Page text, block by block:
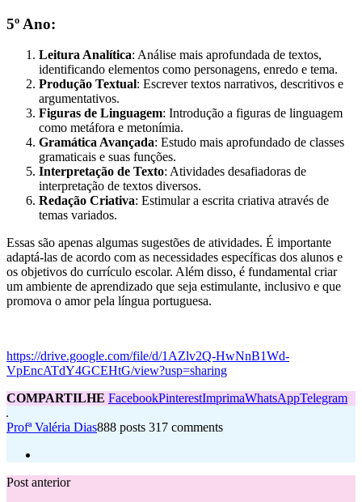
5º Ano:
Leitura Analítica: Análise mais aprofundada de textos,
identificando elementos como personagens, enredo e tema.
Produção Textual: Escrever textos narrativos, descritivos e
argumentativos.
Figuras de Linguagem: Introdução a figuras de linguagem
como metáfora e metonímia.
Gramática Avançada: Estudo mais aprofundado de classes
gramaticais e suas funções.
Interpretação de Texto: Atividades desafiadoras de
interpretação de textos diversos.
Redação Criativa: Estimular a escrita criativa através de
temas variados.
Essas são apenas algumas sugestões de atividades. É importante
adaptá-las de acordo com as necessidades específicas dos alunos e
os objetivos do currículo escolar. Além disso, é fundamental criar
um ambiente de aprendizado que seja estimulante, inclusivo e que
promova o amor pela língua portuguesa.
https://drive.google.com/file/d/1AZlv2Q-HwNnB1Wd-
VpEncATdY4GCEHtG/view?usp=sharing
COMPARTILHE FacebookPinterestImprimaWhatsAppTelegram
Profª Valéria Dias888 posts 317 comments
Post anterior